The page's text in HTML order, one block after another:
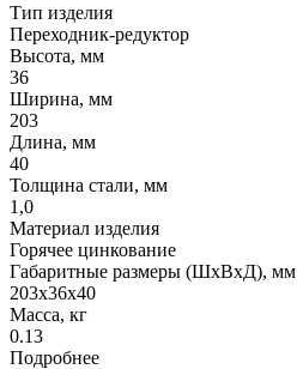
Тип изделия
Переходник-редуктор
Высота, мм
36
Ширина, мм
203
Длина, мм
40
Толщина стали, мм
1,0
Материал изделия
Горячее цинкование
Габаритные размеры (ШхВхД), мм
203х36х40
Масса, кг
0.13
Подробнее